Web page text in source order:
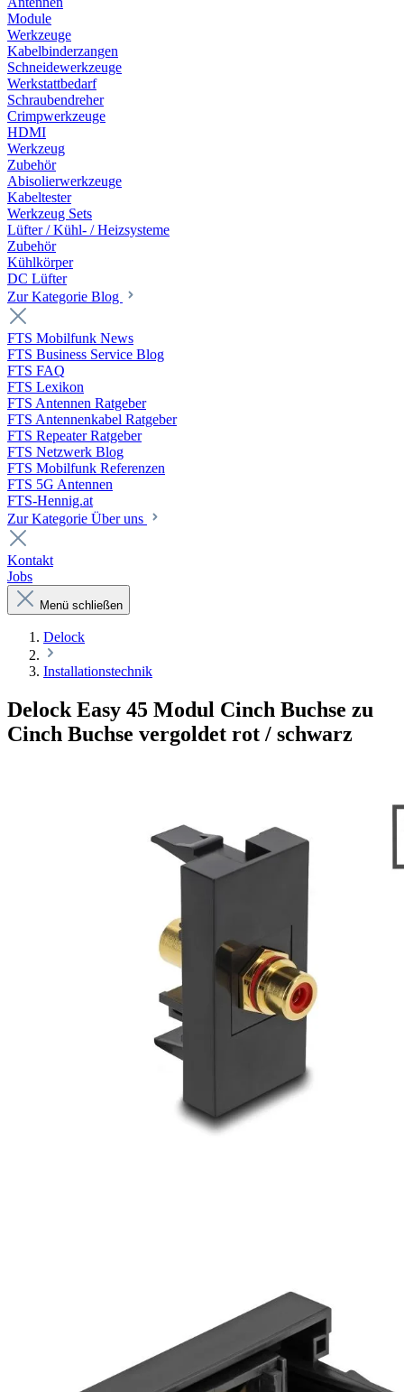
Module
Werkzeuge
Kabelbinderzangen
Schneidewerkzeuge
Werkstattbedarf
Schraubendreher
Crimpwerkzeuge
HDMI
Werkzeug
Zubehör
Abisolierwerkzeuge
Kabeltester
Werkzeug Sets
Lüfter / Kühl- / Heizsysteme
Zubehör
Kühlkörper
DC Lüfter
Zur Kategorie Blog
FTS Mobilfunk News
FTS Business Service Blog
FTS FAQ
FTS Lexikon
FTS Antennen Ratgeber
FTS Antennenkabel Ratgeber
FTS Repeater Ratgeber
FTS Netzwerk Blog
FTS Mobilfunk Referenzen
FTS 5G Antennen
FTS-Hennig.at
Zur Kategorie Über uns
Kontakt
Jobs
Menü schließen
Delock
Installationstechnik
Delock Easy 45 Modul Cinch Buchse zu
Cinch Buchse vergoldet rot / schwarz